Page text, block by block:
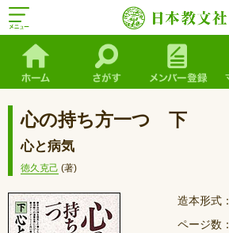
心の持ち方一つ 下
心と病気
徳久克己 (著)
造本形式：
ページ数：